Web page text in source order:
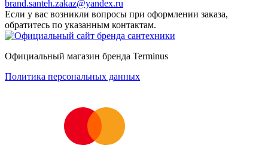
brand.santeh.zakaz@yandex.ru
Если у вас возникли вопросы при оформлении заказа,
обратитесь по указанным контактам.
Официальный магазин бренда Terminus
Политика персональных данных